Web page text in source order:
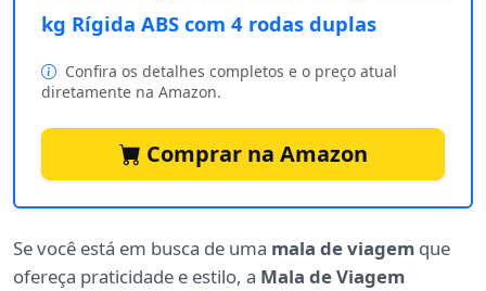
kg Rígida ABS com 4 rodas duplas
Confira os detalhes completos e o preço atual
diretamente na Amazon.
Comprar na Amazon
Se você está em busca de uma mala de viagem que
ofereça praticidade e estilo, a Mala de Viagem